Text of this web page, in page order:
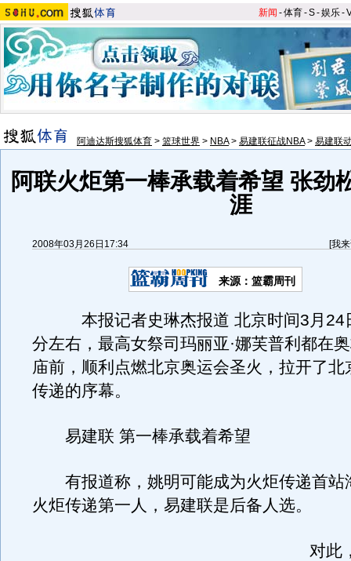
新闻 -体育-S-娱乐-
阿迪达斯搜狐体育 > 篮球世界 > NBA> 易建联征战NBA> 易建联
阿联火炬第一棒承载着希望 张劲
涯
2008年03月26日17:34 [我
来源：篮霸周刊
本报记者史琳杰报道 北京时间3月24
分左右，最高女祭司玛丽亚·娜芙普利都在
庙前，顺利点燃北京奥运会圣火，拉开了北
传递的序幕。
易建联 第一棒承载着希望
有报道称，姚明可能成为火炬传递首站
火炬传递第一人，易建联是后备人选。
对此